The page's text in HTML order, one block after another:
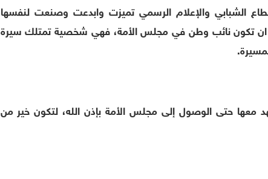
الشبابي والإعلام الرسمي تميزت وابدعت وصنعت لنفسها
ان تكون نائب وطن في مجلس الأمة، فهي شخصية تمتلك سيرة
حتى الوصول إلى مجلس الأمة بإذن الله، لتكون خير من